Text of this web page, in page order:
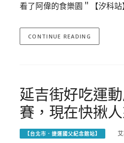
看了阿偉的食樂園＂【汐科
CONTINUE READING
延吉街好吃運
賽，現在快揪
【台北市．捷運國父紀念館站】